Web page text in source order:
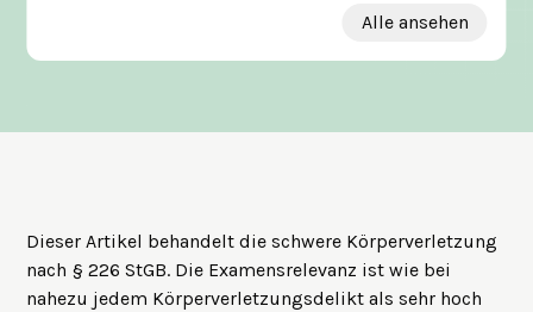
Alle ansehen
Dieser Artikel behandelt die schwere Körperverletzung
nach § 226 StGB. Die Examensrelevanz ist wie bei
nahezu jedem Körperverletzungsdelikt als sehr hoch